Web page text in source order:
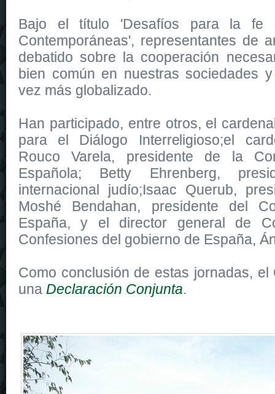
Bajo el título 'Desafíos para la fe
Contemporáneas', representantes de
debatido sobre la cooperación
bien común en nuestras sociedades
vez más globalizado.
Han participado, entre otros, el
para el Diálogo Interreligioso;el
Rouco Varela, presidente de la
Española; Betty Ehrenberg,
internacional judío;Isaac Querub,
Moshé Bendahan, presidente del
España, y el director general de
Confesiones del gobierno de España,
Como conclusión de estas jornadas, el
una Declaración Conjunta.